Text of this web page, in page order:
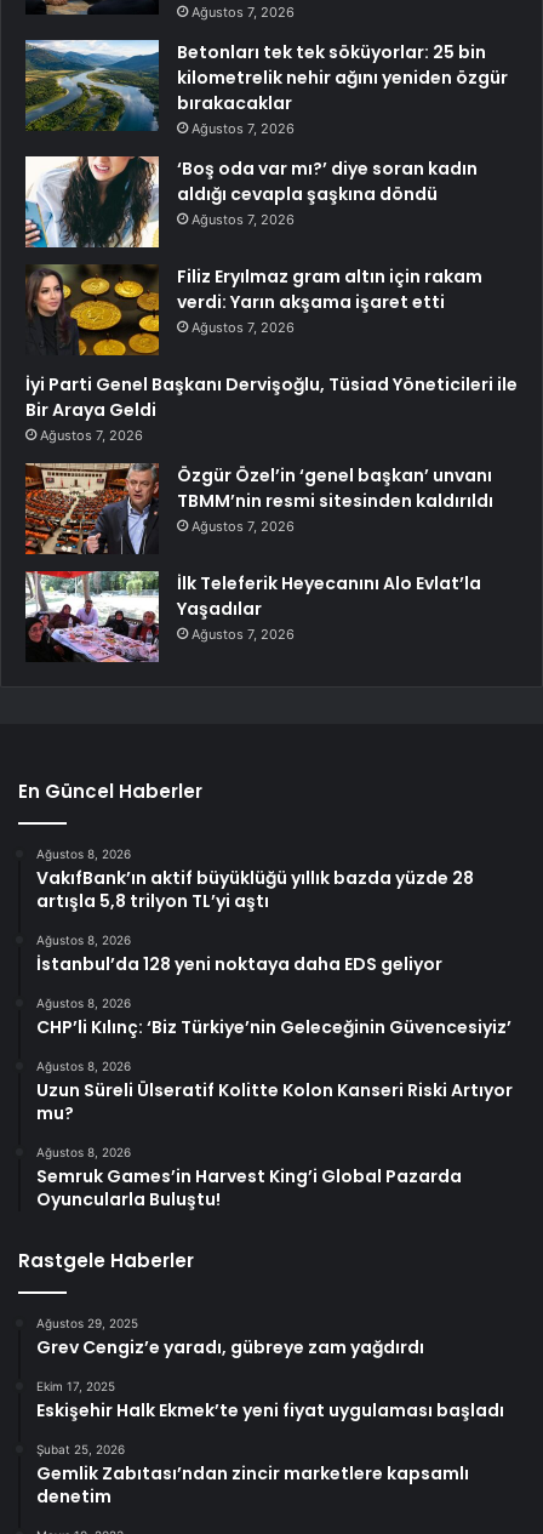
Ağustos 7, 2026
Betonları tek tek söküyorlar: 25 bin
kilometrelik nehir ağını yeniden özgür
bırakacaklar
Ağustos 7, 2026
‘Boş oda var mı?’ diye soran kadın
aldığı cevapla şaşkına döndü
Ağustos 7, 2026
Filiz Eryılmaz gram altın için rakam
verdi: Yarın akşama işaret etti
Ağustos 7, 2026
İyi Parti Genel Başkanı Dervişoğlu, Tüsiad Yöneticileri ile
Bir Araya Geldi
Ağustos 7, 2026
Özgür Özel’in ‘genel başkan’ unvanı
TBMM’nin resmi sitesinden kaldırıldı
Ağustos 7, 2026
İlk Teleferik Heyecanını Alo Evlat’la
Yaşadılar
Ağustos 7, 2026
En Güncel Haberler
Ağustos 8, 2026
VakıfBank’ın aktif büyüklüğü yıllık bazda yüzde 28
artışla 5,8 trilyon TL’yi aştı
Ağustos 8, 2026
İstanbul’da 128 yeni noktaya daha EDS geliyor
Ağustos 8, 2026
CHP’li Kılınç: ‘Biz Türkiye’nin Geleceğinin Güvencesiyiz’
Ağustos 8, 2026
Uzun Süreli Ülseratif Kolitte Kolon Kanseri Riski Artıyor
mu?
Ağustos 8, 2026
Semruk Games’in Harvest King’i Global Pazarda
Oyuncularla Buluştu!
Rastgele Haberler
Ağustos 29, 2025
Grev Cengiz’e yaradı, gübreye zam yağdırdı
Ekim 17, 2025
Eskişehir Halk Ekmek’te yeni fiyat uygulaması başladı
Şubat 25, 2026
Gemlik Zabıtası’ndan zincir marketlere kapsamlı
denetim